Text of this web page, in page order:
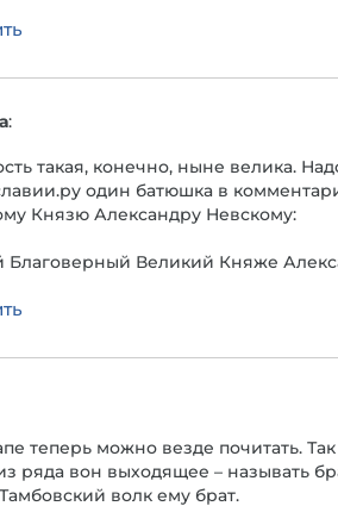
:
такая, конечно, ныне велика.
один батюшка в
Князю Александру Невскому:
Благоверный Великий Княже
теперь можно везде почитать.
ряда вон выходящее – называть
волк ему брат.